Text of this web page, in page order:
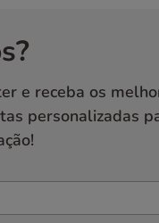
e receba os
personalizadas